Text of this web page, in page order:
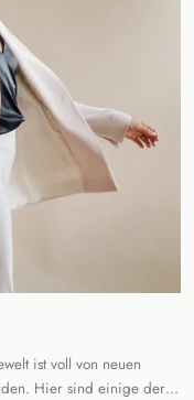
ist voll von neuen
Hier sind einige der